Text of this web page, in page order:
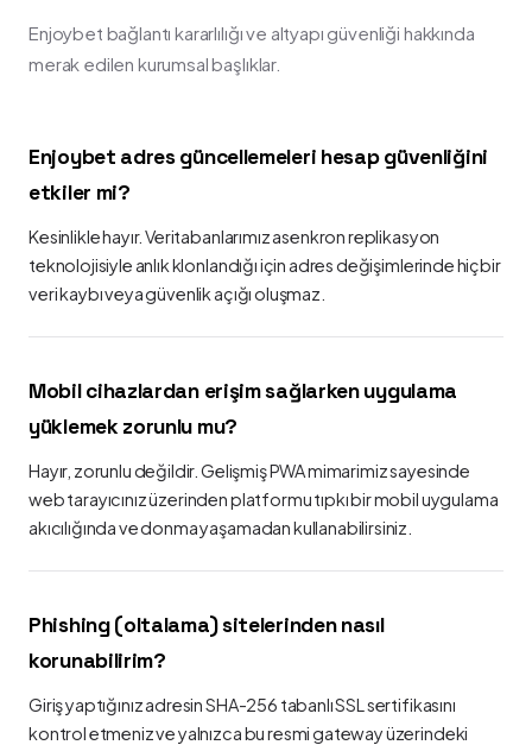
Enjoybet bağlantı kararlılığı ve altyapı güvenliği hakkında
merak edilen kurumsal başlıklar.
Enjoybet adres güncellemeleri hesap güvenliğini
etkiler mi?
Kesinlikle hayır. Veritabanlarımız asenkron replikasyon
teknolojisiyle anlık klonlandığı için adres değişimlerinde hiçbir
veri kaybı veya güvenlik açığı oluşmaz.
Mobil cihazlardan erişim sağlarken uygulama
yüklemek zorunlu mu?
Hayır, zorunlu değildir. Gelişmiş PWA mimarimiz sayesinde
web tarayıcınız üzerinden platformu tıpkı bir mobil uygulama
akıcılığında ve donma yaşamadan kullanabilirsiniz.
Phishing (oltalama) sitelerinden nasıl
korunabilirim?
Giriş yaptığınız adresin SHA-256 tabanlı SSL sertifikasını
kontrol etmeniz ve yalnızca bu resmi gateway üzerindeki